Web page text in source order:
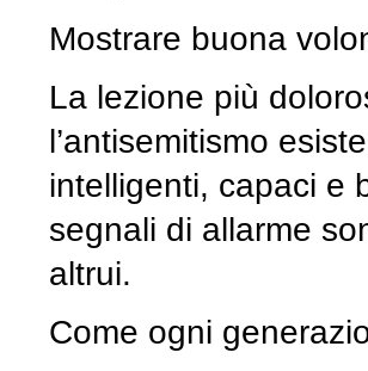
Mostrare buona
La lezione più
l’antisemitismo
intelligenti, capaci e
segnali di allarme
altrui.
Come ogni